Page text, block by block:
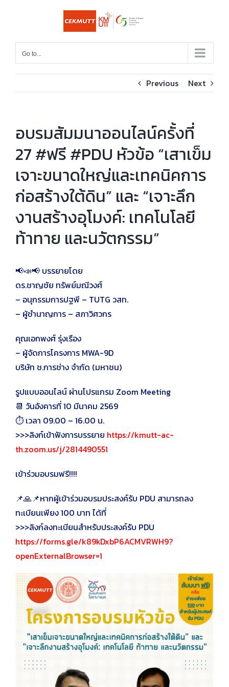
Go to...
Previous Next
อบรมสัมมนาออนไลน์ครั้งที่
27 #ฟรี #PDU หัวข้อ “เสาเข็ม
เจาะขนาดใหญ่และเทคนิคการ
ก่อสร้างใต้ดิน” และ “เจาะลึก
งานสร้างอุโมงค์: เทคโนโลยี
ท้าทาย และนวัตกรรม”
📢📣📢 บรรยายโดย
ดร.ชาญชัย ทรัพย์มณีวงศ์
– อนุกรรมการปฐพี – TUTG วสท.
– ผู้ชำนาญการ – สภาวิศวกร
คุณเอกพงศ์ รุ่งเรือง
– ผู้จัดการโครงการ MWA-9D
บริษัท ช.การช่าง จำกัด (มหาชน)
รูปแบบออนไลน์ ผ่านโปรแกรม Zoom Meeting
📆 วันอังคารที่ 10 มีนาคม 2569
⏱️ เวลา 09.00 – 16.00 น.
>>>ลิงก์เข้าฟังการบรรยาย https://kmutt-ac-
th.zoom.us/j/2814490551
เข้าร่วมอบรมฟรี!!!!
📌🙏📌หากผู้เข้าร่วมอบรมประสงค์รับ PDU สามารถลง
ทะเบียนเพียง 100 บาท ได้ที่
>>>ลิงก์ลงทะเบียนสำหรับประสงค์รับ PDU
https://forms.gle/k89kDxbP6ACMVRWH9?
openExternalBrowser=1